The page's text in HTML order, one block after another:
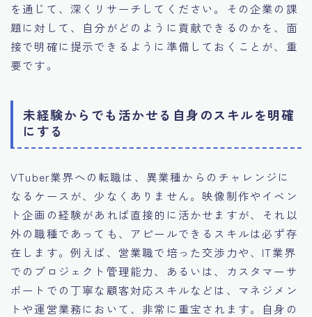
を通じて、深くリサーチしてください。その企業の課
題に対して、自分がどのように貢献できるのかを、面
接で明確に提示できるように準備しておくことが、重
要です。
未経験からでも活かせる自身のスキルを明確
にする
VTuber業界への転職は、異業種からのチャレンジに
なるケースが、少なくありません。映像制作やイベン
ト企画の経験があれば直接的に活かせますが、それ以
外の職種であっても、アピールできるスキルは必ず存
在します。例えば、営業職で培った交渉力や、IT業界
でのプロジェクト管理能力、あるいは、カスタマーサ
ポートでの丁寧な顧客対応スキルなどは、マネジメン
トや運営業務において、非常に重宝されます。自身の